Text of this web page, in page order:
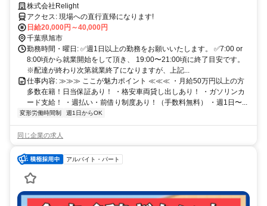
株式会社Relight
アクセス: 現場への直行直帰になります!
日給20,000円～40,000円
千葉県旭市
勤務時間・曜日: ✅週1日以上の勤務をお願いいたします。 ✅7:00 or
8:00頃から就業開始をして頂き、 19:00〜21:00頃に終了目安です。
※配達が終わり次第就業終了になりますが、上記...
仕事内容: ≫≫≫ ここが魅力ポイント ≪≪≪ ・月給50万円以上の方
多数在籍！日当保証あり！ ・格安車両貸し出しあり！ ・ガソリンカ
ード支給！ ・週払い・前借り制度あり！（手数料無料） ・週1日〜...
変形労働時間制 週1日からOK
同じ企業の求人
アルバイト・パート